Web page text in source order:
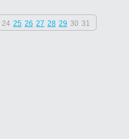
24 25 26 27 28 29 30 31